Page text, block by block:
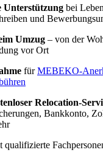
in
Schweiz:
Chancen
Unterstützung bei
und
Umzug – von der
vor Ort
fürMEBEKO-
Relocation-
Bankkonto,
qualifizierte